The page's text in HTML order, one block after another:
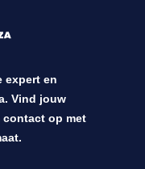
expert en
Vind jouw
op met